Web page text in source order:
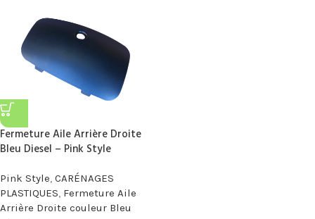
Fermeture Aile Arrière Droite
Bleu Diesel – Pink Style
Pink Style, CARÉNAGES
PLASTIQUES, Fermeture Aile
Arrière Droite couleur Bleu